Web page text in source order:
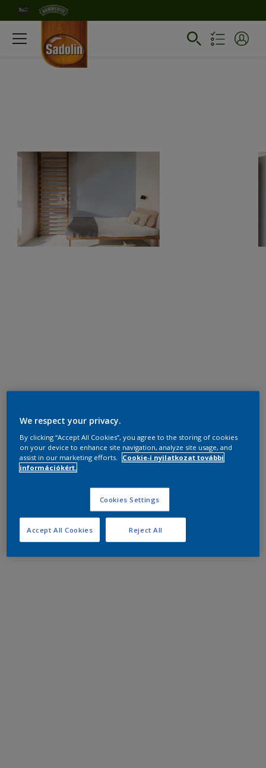
We respect your privacy.
By clicking “Accept All Cookies”, you agree to the storing of cookies
on your device to enhance site navigation, analyze site usage, and
assist in our marketing efforts.
Cookie-i nyilatkozat további
információkért.
Cookies Settings
Reject All
Accept All Cookies